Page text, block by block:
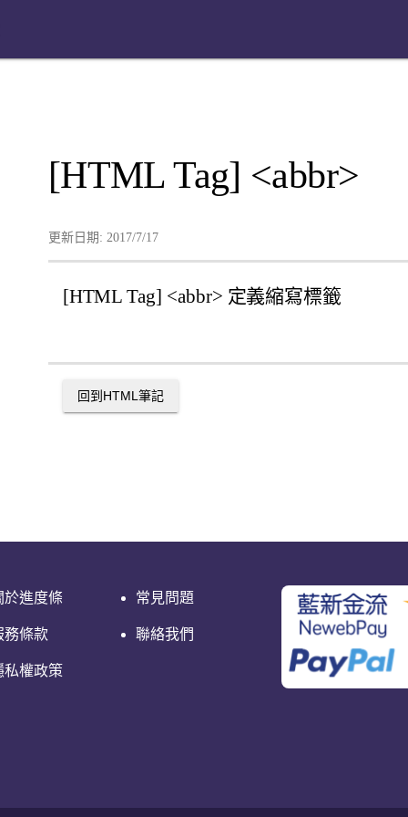
[HTML Tag] <abbr>
更新日期: 2017/7/17
[HTML Tag] <abbr> 定義縮寫標籤
回到 HTML 筆記
於進度條
務條款
私權政策
常見問題
聯絡我們